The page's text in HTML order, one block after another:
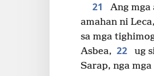
21 Ang mga
amahan ni
sa mga
Asbea, 22
ug
Sarap, nga